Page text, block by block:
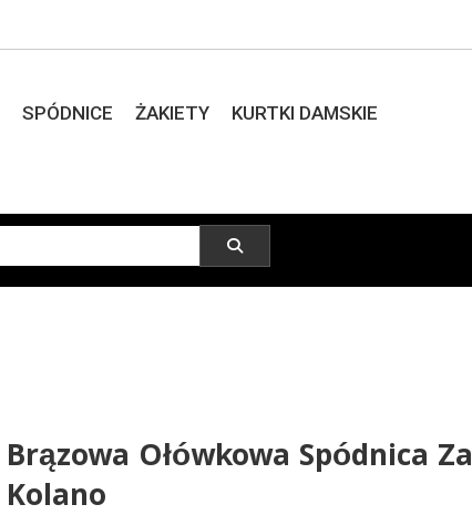
SPÓDNICE ŻAKIETY
KURTKI DAMSKIE
Brązowa Ołówkowa Spódnica Za
Kolano